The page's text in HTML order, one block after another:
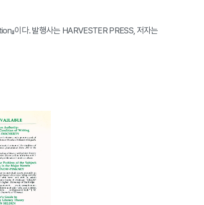
이다. 발행사는 HARVESTER PRESS, 저자는